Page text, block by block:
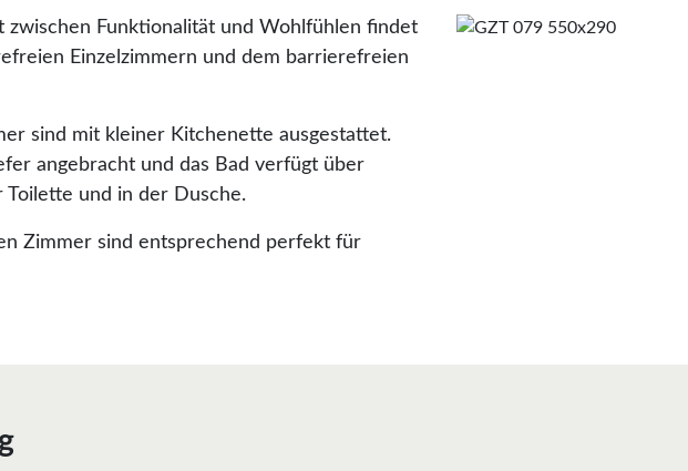
zwischen Funktionalität und Wohlfühlen findet
Einzelzimmern und dem barrierefreien
sind mit kleiner Kitchenette ausgestattet.
angebracht und das Bad verfügt über
Toilette und in der Dusche.
Zimmer sind entsprechend perfekt für